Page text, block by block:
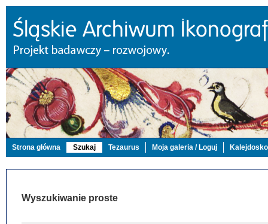
Strona główna Szukaj Tezaurus Moja galeria / Loguj
Wyszukiwanie proste